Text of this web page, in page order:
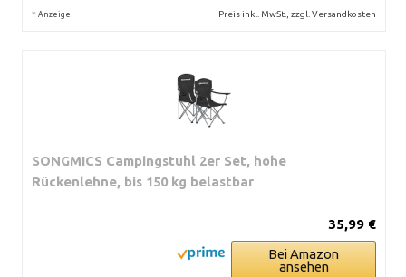
* Anzeige Preis inkl. MwSt., zzgl. Versandkosten
SONGMICS Campingstuhl 2er Set, hohe
Rückenlehne, bis 150 kg belastbar
35,99 €
Bei Amazon
ansehen